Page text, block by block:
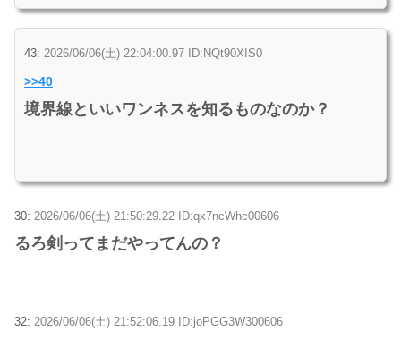
43: 2026/06/06(土) 22:04:00.97 ID:NQt90XIS0
>>40
境界線といいワンネスを知るものなのか？
30: 2026/06/06(土) 21:50:29.22 ID:qx7ncWhc00606
るろ剣ってまだやってんの？
32: 2026/06/06(土) 21:52:06.19 ID:joPGG3W300606